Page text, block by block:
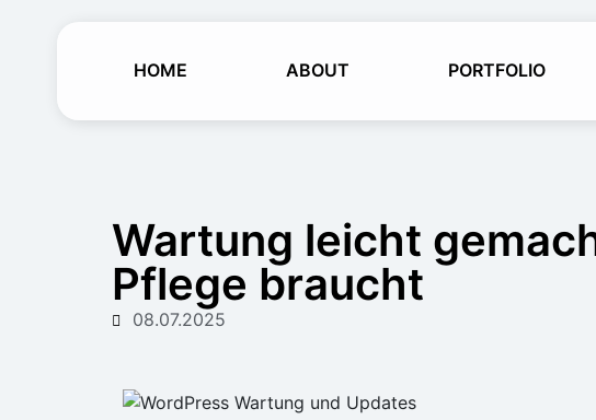
HOME ABOUT PORTFOLIO
Wartung leicht
Pflege braucht
08.07.2025